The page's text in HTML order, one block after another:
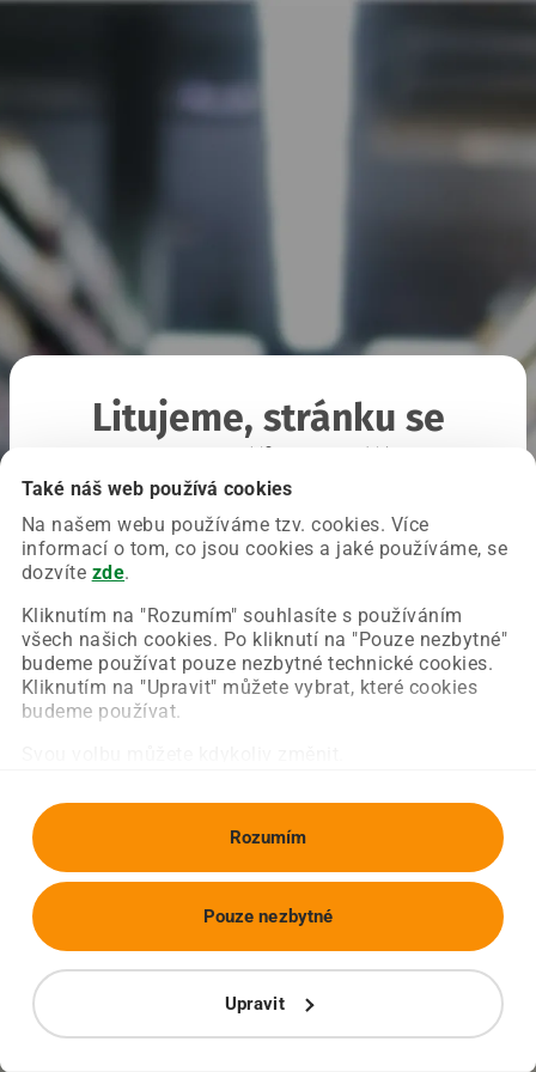
Také náš web používá cookies
Na našem webu používáme tzv. cookies. Více
informací o tom, co jsou cookies a jaké používáme, se
dozvíte zde.
Kliknutím na "Rozumím" souhlasíte s používáním
všech našich cookies. Po kliknutí na "Pouze nezbytné"
budeme používat pouze nezbytné technické cookies.
Kliknutím na "Upravit" můžete vybrat, které cookies
budeme používat.
Rozumím
Upravit
Pouze nezbytné
Litujeme, stránku se
Chyba nastala na naší straně a už ji opravujeme.
Zkuste prosím znovu načíst požadovanou stránku.
Obnovit stránku Úvodní strana